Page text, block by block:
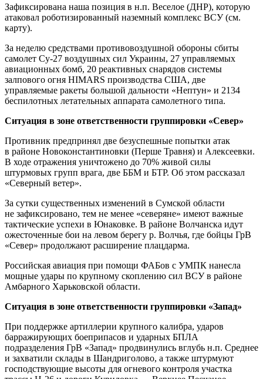
Зафиксирована наша позиция в н.п. Веселое (ДНР), которую
атаковал роботизированный наземный комплекс ВСУ (см.
карту).
За неделю средствами противовоздушной обороны сбиты
самолет Су-27 воздушных сил Украины, 27 управляемых
авиационных бомб, 20 реактивных снарядов системы
залпового огня HIMARS производства США, две
управляемые ракеты большой дальности «Нептун» и 2134
беспилотных летательных аппарата самолетного типа.
Ситуация в зоне ответственности группировки «Север»
Противник предпринял две безуспешные попытки атак
в районе Новоконстантиновки (Перше Травня) и Алексеевки.
В ходе отражения уничтожено до 70% живой силы
штурмовых групп врага, две ББМ и БТР. Об этом рассказал
«Северный ветер».
За сутки существенных изменений в Сумской области
не зафиксировано, тем не менее «северяне» имеют важные
тактические успехи в Юнаковке. В районе Волчанска идут
ожесточенные бои на левом берегу р. Волчья, где бойцы ГрВ
«Север» продолжают расширение плацдарма.
Российская авиация при помощи ФАБов с УМПК нанесла
мощные удары по крупному скоплению сил ВСУ в районе
Амбарного Харьковской области.
Ситуация в зоне ответственности группировки «Запад»
При поддержке артиллерии крупного калибра, ударов
барражирующих боеприпасов и ударных БПЛА
подразделения ГрВ «Запад» продвинулись вглубь н.п. Среднее
и захватили склады в Шандриголово, а также штурмуют
господствующие высоты для огневого контроля участка